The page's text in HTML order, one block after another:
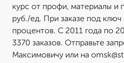
курс от профи, материалы и
руб./ед. При заказе под ключ
процентов. С 2011 года по
3370 заказов. Отправьте
Максимовичу или на